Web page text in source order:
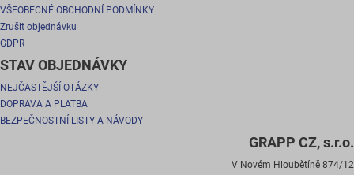
VŠEOBECNÉ OBCHODNÍ PODMÍNKY
Zrušit objednávku
GDPR
STAV OBJEDNÁVKY
NEJČASTĚJŠÍ OTÁZKY
DOPRAVA A PLATBA
BEZPEČNOSTNÍ LISTY A NÁVODY
GRAPP CZ, s.r.o.
V Novém Hloubětíně 874/12